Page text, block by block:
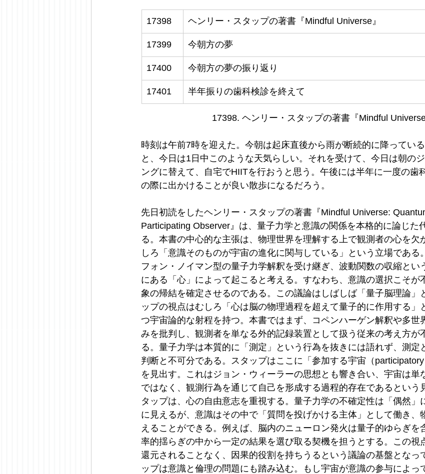
17398 ヘンリー・スタップの著書『Mindful Universe』
17399 今朝方の夢
17400 今朝方の夢の振り返り
17401 半年振りの歯科検診を終えて
17398. ヘンリー・スタップの著書『Mindful
時刻は午前7時を迎えた。今朝は起床直後から雨が断続的に降ってい
と、今日は1日中このような天気らしい。それを受けて、今日は朝の
ングに替えて、自宅でHIITを行おうと思う。午後には半年に一度の歯
の際に出かけることが良い散歩になるだろう。
先日初読をしたヘンリー・スタップの著書『Mindful Universe:
Participating Observer』は、量子力学と意識の関係を本格的に論じた
る。本書の中心的な主張は、物理世界を理解する上で観測者の心を欠
しろ「意識そのものが宇宙の進化に関与している」という立場である
フォン・ノイマン型の量子力学解釈を受け継ぎ、波動関数の収縮とい
にある「心」によって起こると考える。すなわち、意識の選択こそが
象の帰結を確定させるのである。この議論はしばしば「量子脳理論」
ップの視点はむしろ「心は脳の物理過程を超えて量子的に作用する」
つ宇宙論的な射程を持つ。本書ではまず、コペンハーゲン解釈や多世
みを批判し、観測者を単なる外的記録装置として扱う従来の考え方が
る。量子力学は本質的に「測定」という行為を抜きには語れず、測定
判断と不可分である。スタップはここに「参加する宇宙（
を見出す。これはジョン・ウィーラーの思想とも響き合い、宇宙は単
ではなく、観測行為を通じて自己を形成する過程的存在であるという
タップは、心の自由意志を重視する。量子力学の不確定性は「偶然」
に見えるが、意識はその中で「質問を投げかける主体」として働き、
えることができる。例えば、脳内のニューロン発火は量子的ゆらぎを
率的揺らぎの中から一定の結果を選び取る契機を担うとする。この視
還元されることなく、因果的役割を持ちうるという議論の基盤となっ
ップは意識と倫理の問題にも踏み込む。もし宇宙が意識の参与によっ